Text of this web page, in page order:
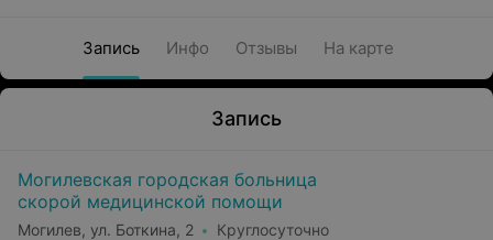
Запись Инфо Отзывы На карте
Запись
Могилевская городская больница
скорой медицинской помощи
Могилев, ул. Боткина, 2 Круглосуточно